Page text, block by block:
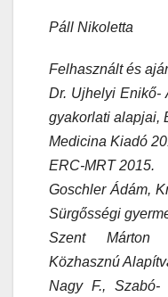
Páll Nikoletta
Felhasznált és
Dr. Ujhelyi Enikő-
gyakorlati alapjai,
Medicina Kiadó
ERC-MRT 2015.
Goschler Ádám,
Sürgősségi
Szent Márton
Közhasznú
Nagy F.,